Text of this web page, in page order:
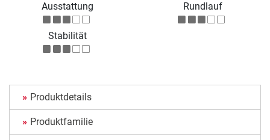
Ausstattung
Rundlauf
Stabilität
Produktdetails
Produktfamilie